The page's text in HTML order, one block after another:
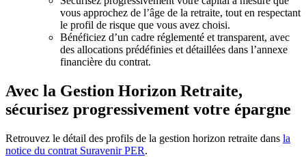
vous approchez de l’âge de la retraite, tout en respectant
le profil de risque que vous avez choisi.
Bénéficiez d’un cadre réglementé et transparent, avec
des allocations prédéfinies et détaillées dans l’annexe
financière du contrat.
Avec la Gestion Horizon Retraite,
sécurisez progressivement votre épargne
Retrouvez le détail des profils de la gestion horizon retraite dans la
notice du contrat Suravenir PER.